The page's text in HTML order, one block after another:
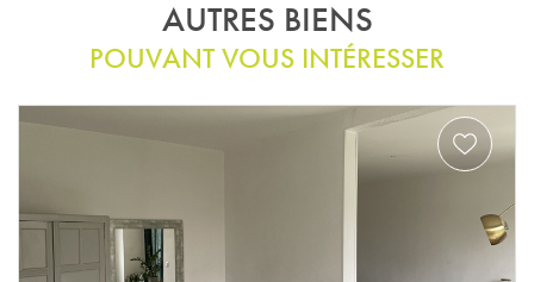
AUTRES BIENS
POUVANT VOUS INTÉRESSER